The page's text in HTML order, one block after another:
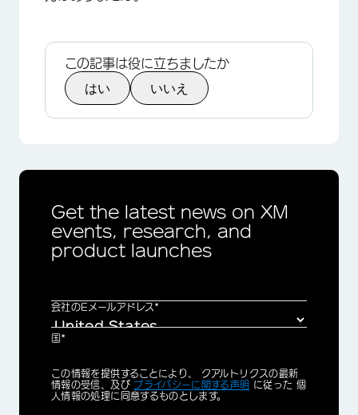
この記事は役に立ちましたか
はい いいえ
Get the latest news on XM
events, research, and
product launches
会社のEメールアドレス*
国*
Privacy
Optin
この情報を提供することにより、 クアルトリクスの最新
情報の受信、及び プライバシーに関する声明 に従った 個
人情報の処理に同意するものとします。